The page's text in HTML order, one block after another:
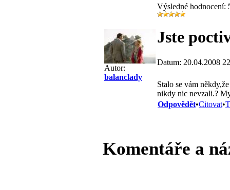
Autor:
balanclady
Výsledné hodnocení:
Jste
Datum: 20.04.2008
Stalo se vám
nikdy nic nevzali.?
Odpovědět•Citovat•
Komentáře a